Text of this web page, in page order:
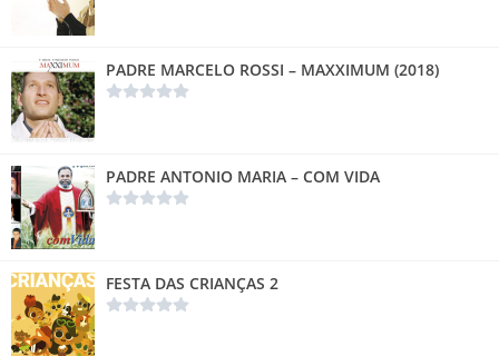
PADRE MARCELO ROSSI – MAXXIMUM (2018)
PADRE ANTONIO MARIA – COM VIDA
FESTA DAS CRIANÇAS 2